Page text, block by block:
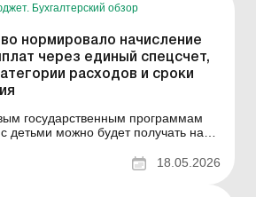
Бухгалтерский обзор
нормировало начисление
через единый спецсчет,
расходов и сроки
государственным программам
детьми можно будет получать на
категорий для оплаты, а срок
не ограничивается. В
18.05.2026